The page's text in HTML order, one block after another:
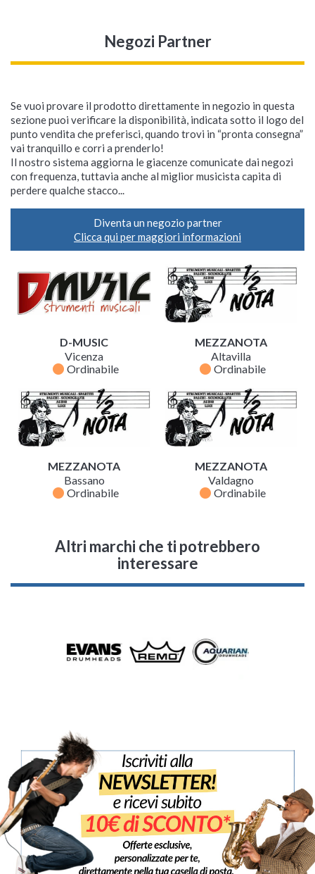
Negozi Partner
Se vuoi provare il prodotto direttamente in negozio in questa
sezione puoi verificare la disponibilità, indicata sotto il logo del
punto vendita che preferisci, quando trovi in “pronta consegna”
vai tranquillo e corri a prenderlo!
Il nostro sistema aggiorna le giacenze comunicate dai negozi
con frequenza, tuttavia anche al miglior musicista capita di
perdere qualche stacco...
Diventa un negozio partner
Clicca qui per maggiori informazioni
D-MUSIC
Vicenza
fiber_manual_record Ordinabile
MEZZANOTA
Altavilla
fiber_manual_record Ordinabile
MEZZANOTA
Bassano
fiber_manual_record Ordinabile
MEZZANOTA
Valdagno
fiber_manual_record Ordinabile
Altri marchi che ti potrebbero
interessare